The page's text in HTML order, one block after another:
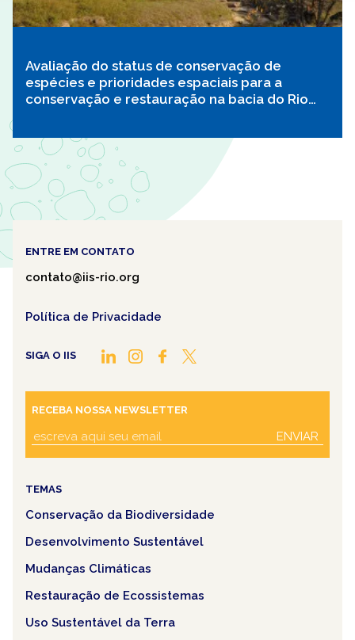
Avaliação do status de conservação de
espécies e prioridades espaciais para a
conservação e restauração na bacia do Rio
ENTRE EM CONTATO
contato@iis-rio.org
Política de Privacidade
SIGA O IIS
RECEBA NOSSA NEWSLETTER
ENVIAR
TEMAS
Conservação da Biodiversidade
Desenvolvimento Sustentável
Mudanças Climáticas
Restauração de Ecossistemas
Uso Sustentável da Terra